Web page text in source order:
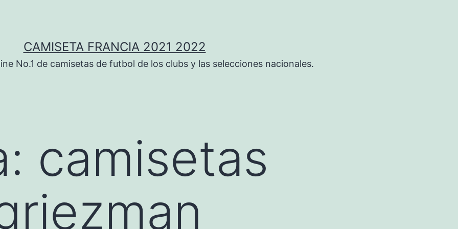
CAMISETA FRANCIA 2021 2022
No.1 de camisetas de futbol de los clubs y las selecciones nacionales.
camisetas